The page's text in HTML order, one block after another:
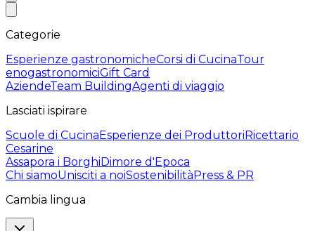
Categorie
Esperienze gastronomicheCorsi di CucinaTour
enogastronomiciGift Card
AziendeTeam BuildingAgenti di viaggio
Lasciati ispirare
Scuole di CucinaEsperienze dei ProduttoriRicettario
Cesarine
Assapora i BorghiDimore d'Epoca
Chi siamoUnisciti a noiSostenibilitàPress & PR
Cambia lingua